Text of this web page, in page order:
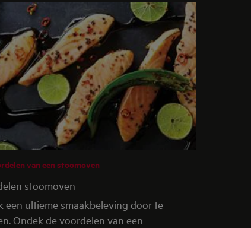
van een stoomoven
stoomoven
een ultieme smaakbeleving door te
Ondek de voordelen van een